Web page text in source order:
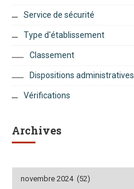
Service de sécurité
Type d'établissement
Classement
Dispositions administratives
Vérifications
Archives
Archives